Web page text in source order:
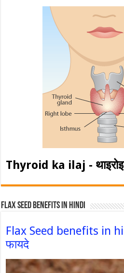
Thyroid ka ilaj -
Flax Seed Benefits in hindi
Flax Seed benefits in
फायदे